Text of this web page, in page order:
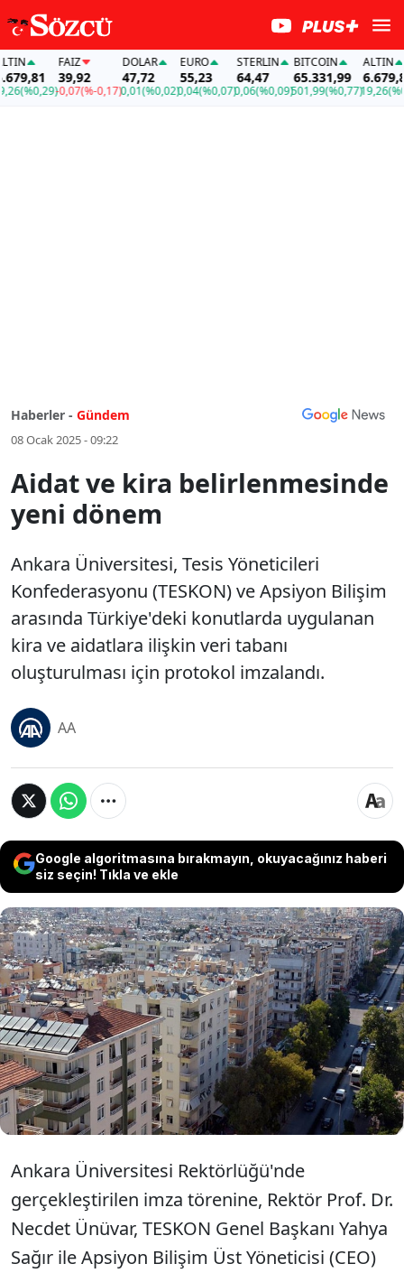
(%0,29)
FAİZ
39,92
-0,07(%-0,17)
DOLAR
47,72
0,01(%0,02)
EURO
55,23
0,04(%0,07)
STERLIN
64,47
0,06(%0,09)
BITCOIN
65.331,99
501,99(%0,77)
ALTIN
6.679,81
19,26
Haberler - Gündem
08 Ocak 2025 - 09:22
Aidat ve kira belirlenmesinde
yeni dönem
Ankara Üniversitesi, Tesis Yöneticileri
Konfederasyonu (TESKON) ve Apsiyon Bilişim
arasında Türkiye'deki konutlarda uygulanan
kira ve aidatlara ilişkin veri tabanı
oluşturulması için protokol imzalandı.
AA
Google algoritmasına bırakmayın, okuyacağınız haberi
siz seçin! Tıkla ve ekle
Ankara Üniversitesi, Tesis Yöneticileri
Konfederasyonu (TESKON) ve Apsiyon Bilişim
arasında Türkiye'deki konutlarda uygulanan
kira ve aidatlara ilişkin veri tabanı
oluşturulması için protokol imzalandı.
Ankara Üniversitesi Rektörlüğü'nde
gerçekleştirilen imza törenine, Rektör Prof. Dr.
Necdet Ünüvar, TESKON Genel Başkanı Yahya
Sağır ile Apsiyon Bilişim Üst Yöneticisi (CEO)